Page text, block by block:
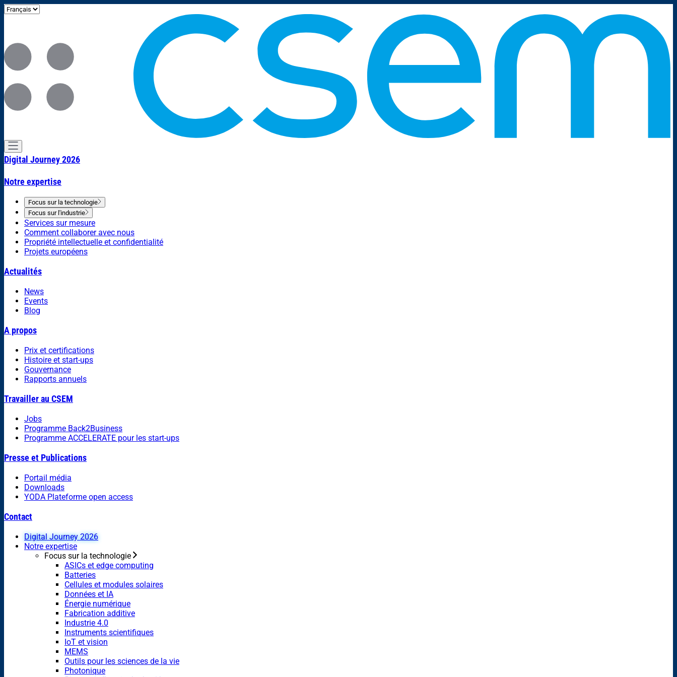
Digital Journey 2026
Notre expertise
Focus sur la technologie
Focus sur l'industrie
Services sur mesure
Comment collaborer avec nous
Propriété intellectuelle et confidentialité
Projets européens
Actualités
News
Events
Blog
A propos
Prix et certifications
Histoire et start-ups
Gouvernance
Rapports annuels
Travailler au CSEM
Jobs
Programme Back2Business
Programme ACCELERATE pour les start-ups
Presse et Publications
Portail média
Downloads
YODA Plateforme open access
Contact
Digital Journey 2026
Notre expertise
Focus sur la technologie
ASICs et edge computing
Batteries
Cellules et modules solaires
Données et IA
Énergie numérique
Fabrication additive
Industrie 4.0
Instruments scientifiques
IoT et vision
MEMS
Outils pour les sciences de la vie
Photonique